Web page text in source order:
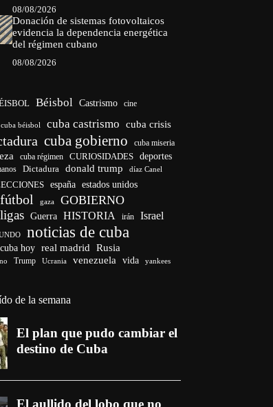
08/08/2026
Donación de sistemas fotovoltaicos
evidencia la dependencia energética
del régimen cubano
08/08/2026
Béisbol Castrismo cine
cuba béisbol cuba castrismo cuba crisis
cuba gobierno cuba miseria
cuba régimen CURIOSIDADES deportes
Dictadura donald trump díaz Canel
españa estados unidos
fútbol gaza GOBIERNO
Guerra HISTORIA irán Israel
noticias de cuba
hoy real madrid Rusia
Trump Ucrania venezuela vida yankees
de la semana